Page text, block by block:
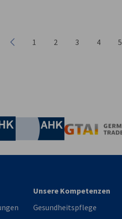
Vorherige
1 2 3 4 5
Industrie- und Handelskammer
Industrie- und Handelskammer
AHK.de
Unsere Kompetenzen
Gesundheitspflege